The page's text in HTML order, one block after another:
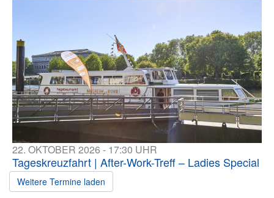
22. OKTOBER 2026 - 17:30 UHR
Tageskreuzfahrt | After-Work-Treff – Ladies Special
Weitere Termine laden